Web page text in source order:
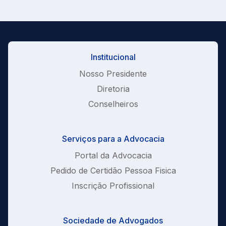
Institucional
Nosso Presidente
Diretoria
Conselheiros
Serviços para a Advocacia
Portal da Advocacia
Pedido de Certidão Pessoa Fisica
Inscrição Profissional
Sociedade de Advogados